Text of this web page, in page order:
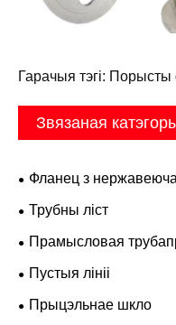
Гарачыя тэгі:
Звязаная
Фланец з
Трубны ліст
Прамысловая
Пустыя лініі
Прыцэльнае шкло